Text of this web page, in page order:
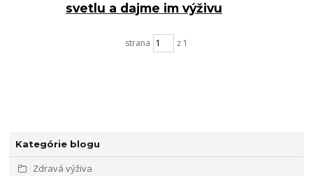
Kategórie blogu
Zdravá výživa
svetlu a dajme im výživu
strana z 1